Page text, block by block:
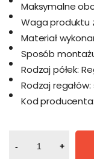
Maksymalne
Waga produktu
Materiał
Sposób
Rodzaj półek:
Rodzaj regałów:
Kod producenta:
- +